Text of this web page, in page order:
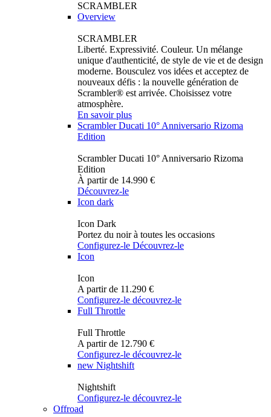
SCRAMBLER
Overview
SCRAMBLER
Liberté. Expressivité. Couleur. Un mélange
unique d'authenticité, de style de vie et de design
moderne. Bousculez vos idées et acceptez de
nouveaux défis : la nouvelle génération de
Scrambler® est arrivée. Choisissez votre
atmosphère.
En savoir plus
Scrambler Ducati 10° Anniversario Rizoma
Edition
Scrambler Ducati 10° Anniversario Rizoma
Edition
À partir de 14.990 €
Découvrez-le
Icon dark
Icon Dark
Portez du noir à toutes les occasions
Configurez-le Découvrez-le
Icon
Icon
A partir de 11.290 €
Configurez-le découvrez-le
Full Throttle
Full Throttle
A partir de 12.790 €
Configurez-le découvrez-le
new Nightshift
Nightshift
Configurez-le découvrez-le
Offroad